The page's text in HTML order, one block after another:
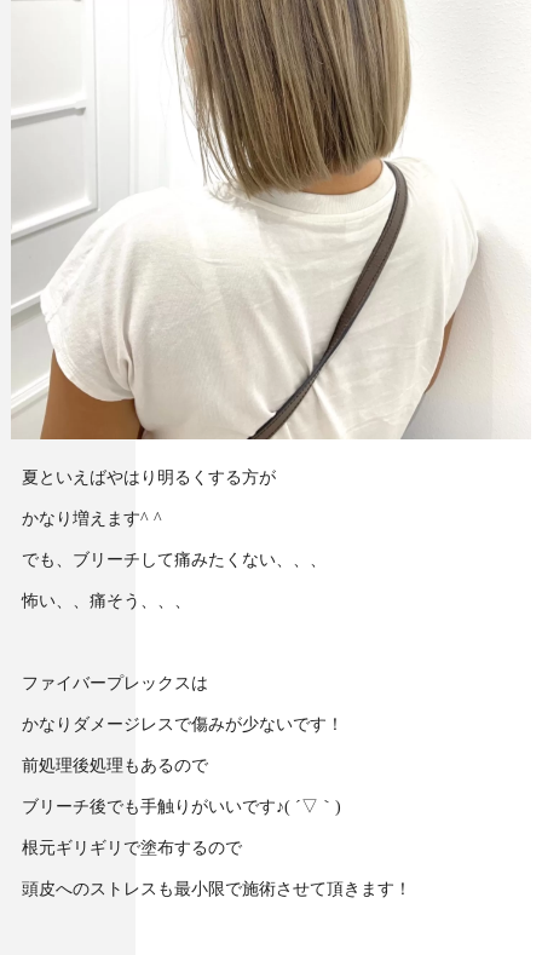
夏といえばやはり明るくする方が
かなり増えます^ ^
でも、ブリーチして痛みたくない、、、
怖い、、痛そう、、、
ファイバープレックスは
かなりダメージレスで傷みが少ないです！
前処理後処理もあるので
ブリーチ後でも手触りがいいです♪( ´▽｀)
根元ギリギリで塗布するので
頭皮へのストレスも最小限で施術させて頂きます！